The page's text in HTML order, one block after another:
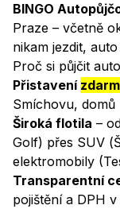
BINGO
Praze – včetně
nikam jezdit,
Proč si půjčit
Přistavení
Smíchovu,
Široká flotila –
Golf) přes SUV
elektromobily
Transparentní
pojištění a DPH v